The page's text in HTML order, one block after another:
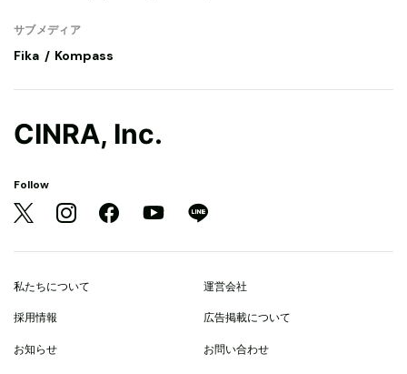
サブメディア
Fika Kompass
CINRA, Inc.
Follow
私たちについて 運営会社
採用情報 広告掲載について
お知らせ お問い合わせ